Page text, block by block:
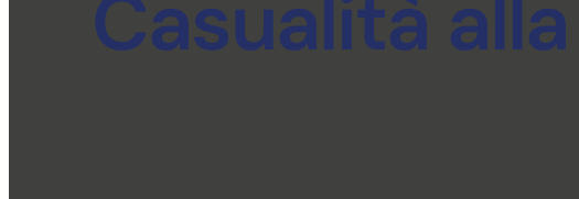
Casualità